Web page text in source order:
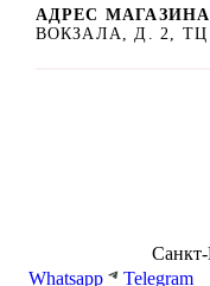
АДРЕС МАГАЗИНА
ВОКЗАЛА, Д. 2,
Санкт-
Whatsapp
Telegram